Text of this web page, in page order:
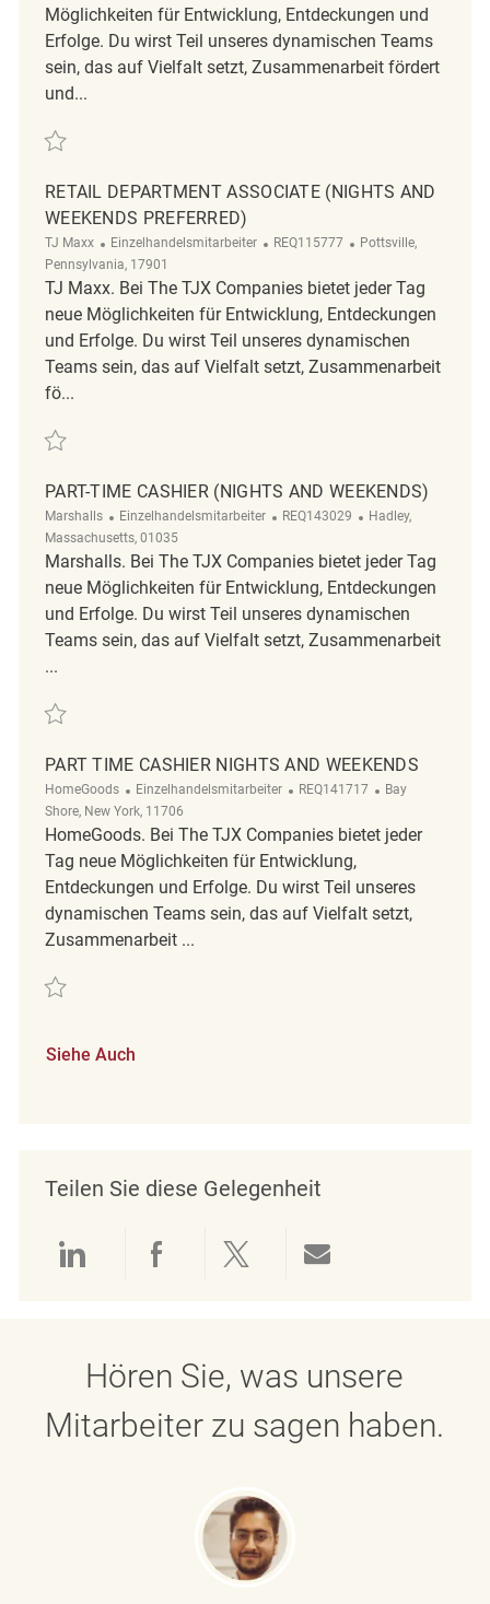
Möglichkeiten für Entwicklung, Entdeckungen und
Erfolge. Du wirst Teil unseres dynamischen Teams
sein, das auf Vielfalt setzt, Zusammenarbeit fördert
und...
Retten Nights and Weekends Associates REQ108788
RETAIL DEPARTMENT ASSOCIATE (NIGHTS AND
WEEKENDS PREFERRED)
TJ Maxx Kategorie
Einzelhandelsmitarbeiter ReqId
REQ115777 Ort
Pottsville,
Pennsylvania, 17901
TJ Maxx. Bei The TJX Companies bietet jeder Tag
neue Möglichkeiten für Entwicklung, Entdeckungen
und Erfolge. Du wirst Teil unseres dynamischen
Teams sein, das auf Vielfalt setzt, Zusammenarbeit
fö...
Retten Retail Department Associate (Nights and Weekends Preferred)
PART-TIME CASHIER (NIGHTS AND WEEKENDS)
Marshalls Kategorie
Einzelhandelsmitarbeiter ReqId
REQ143029 Ort
Hadley,
Massachusetts, 01035
Marshalls. Bei The TJX Companies bietet jeder Tag
neue Möglichkeiten für Entwicklung, Entdeckungen
und Erfolge. Du wirst Teil unseres dynamischen
Teams sein, das auf Vielfalt setzt, Zusammenarbeit
...
Retten Part-time Cashier (Nights and Weekends) REQ143029
PART TIME CASHIER NIGHTS AND WEEKENDS
HomeGoods Kategorie
Einzelhandelsmitarbeiter ReqId
REQ141717 Ort
Bay
Shore, New York, 11706
HomeGoods. Bei The TJX Companies bietet jeder
Tag neue Möglichkeiten für Entwicklung,
Entdeckungen und Erfolge. Du wirst Teil unseres
dynamischen Teams sein, das auf Vielfalt setzt,
Zusammenarbeit ...
Retten part time cashier nights and weekends REQ141717
Siehe Auch
Teilen Sie diese Gelegenheit
Über LinkedIn teilen
Über Facebook teilen
Über Twitter teilen
Hören Sie, was unsere
Mitarbeiter zu sagen haben.